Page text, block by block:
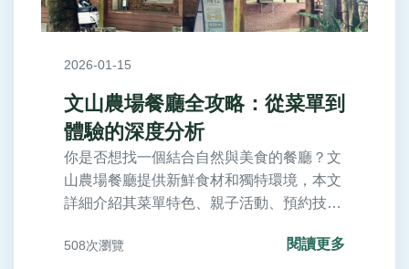
2026-01-15
文山農場餐廳全攻略：從菜單到
體驗的深度分析
你是否想找一個結合自然與美食的餐廳？文
山農場餐廳提供新鮮食材和獨特環境，本文
詳細介紹其菜單特色、親子活動、預約技巧
508次瀏覽 閱讀更多